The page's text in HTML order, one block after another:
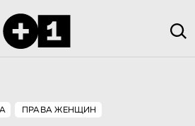
ПРАВА ЖЕНЩИН